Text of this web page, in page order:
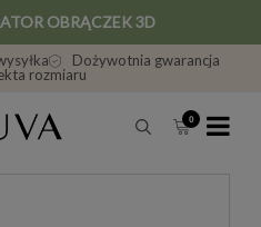
OBRĄCZEK 3D
Dożywotnia gwarancja
rozmiaru